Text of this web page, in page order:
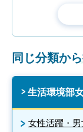
同じ分類か
生活環境部
女性活躍・